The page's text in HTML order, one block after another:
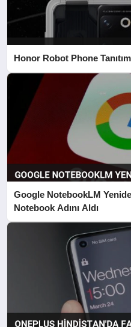
Honor Robot Phone
Google NotebookLM
Notebook Adını Aldı